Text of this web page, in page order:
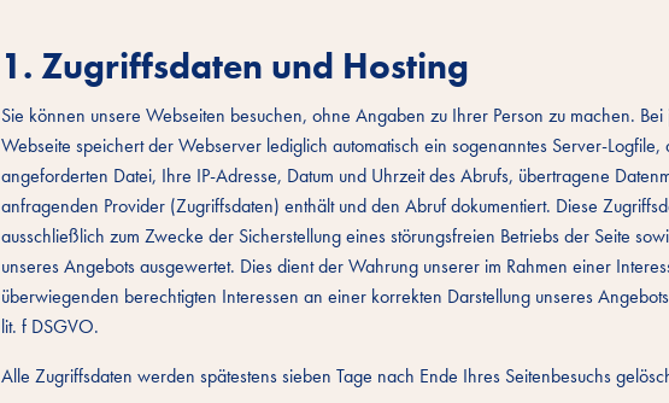
1. Zugriffsdaten und Hosting
Sie können unsere Webseiten besuchen, ohne Angaben zu Ihrer Person zu machen.
Webseite speichert der Webserver lediglich automatisch ein sogenanntes Server-
angeforderten Datei, Ihre IP-Adresse, Datum und Uhrzeit des Abrufs, übertragene
anfragenden Provider (Zugriffsdaten) enthält und den Abruf dokumentiert. Diese
ausschließlich zum Zwecke der Sicherstellung eines störungsfreien Betriebs der Seite
unseres Angebots ausgewertet. Dies dient der Wahrung unserer im Rahmen einer
überwiegenden berechtigten Interessen an einer korrekten Darstellung unseres
lit. f DSGVO.
Alle Zugriffsdaten werden spätestens sieben Tage nach Ende Ihres Seitenbesuchs